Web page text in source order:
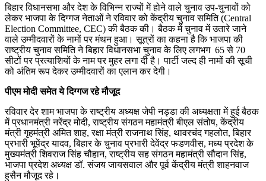
बिहार विधानसभा और देश के विभिन्‍न राज्‍यों में होने वाले चुनाव उप-चुनावों को
लेकर भाजपा के दिग्‍गज नेताओं ने रविवार को केंद्रीय चुनाव समिति (Central
Election Committee, CEC) की बैठक की। बैठक में चुनाव में उतारे जाने
वाले उम्‍मीदवारों के नामों पर मंथन हुआ। सूत्रों का कहना है कि भाजपा की
राष्ट्रीय चुनाव समिति ने बिहार विधानसभा चुनाव के लिए लगभग 65 से 70
सीटों पर प्रत्याशियों के नाम पर मुहर लगा दी है। पार्टी जल्‍द ही नामों की सूची
को अंतिम रूप देकर उम्‍मीदवारों का एलान कर देगी।
पीएम मोदी समेत ये दिग्‍गज रहे मौजूद
रविवार देर शाम भाजपा के राष्ट्रीय अध्यक्ष जेपी नड्डा की अध्यक्षता में हुई बैठक
में प्रधानमंत्री नरेंद्र मोदी, राष्ट्रीय संगठन महामंत्री बीएल संतोष, केंद्रीय
मंत्री गृहमंत्री अमित शाह, रक्षा मंत्री राजनाथ सिंह, थावरचंद गहलोत, बिहार
प्रभारी भूपेंद्र यादव, बिहार के चुनाव प्रभारी देवेंद्र फडणवीस, मध्य प्रदेश के
मुख्यमंत्री शिवराज सिंह चौहान, राष्ट्रीय सह संगठन महामंत्री सौदान सिंह,
भाजपा प्रदेश अध्यक्ष डॉ. संजय जायसवाल और पूर्व केंद्रीय मंत्री शाहनवाज
हुसैन मौजूद रहे।